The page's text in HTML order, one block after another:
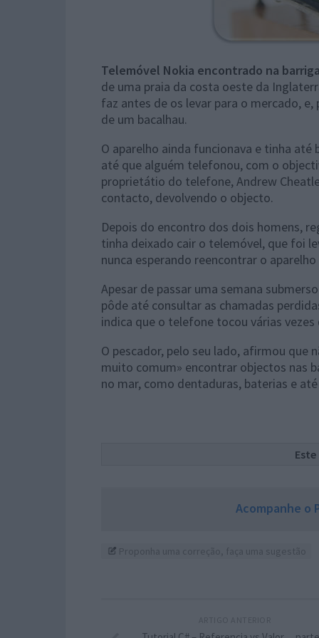
Telemóvel Nokia encontrado na
de uma praia da costa oeste da
faz antes de os levar para o mercado,
de um bacalhau.
O aparelho ainda funcionava e tinha
até que alguém telefonou, com o
proprietátio do telefone, Andrew
contacto, devolvendo o objecto.
Depois do encontro dos dois homens,
tinha deixado cair o telemóvel, que foi
nunca esperando reencontrar o
Apesar de passar uma semana
pôde até consultar as chamadas
indica que o telefone tocou várias vezes
O pescador, pelo seu lado, afirmou que
muito comum» encontrar objectos nas
no mar, como dentaduras, baterias e
Acompanhe o